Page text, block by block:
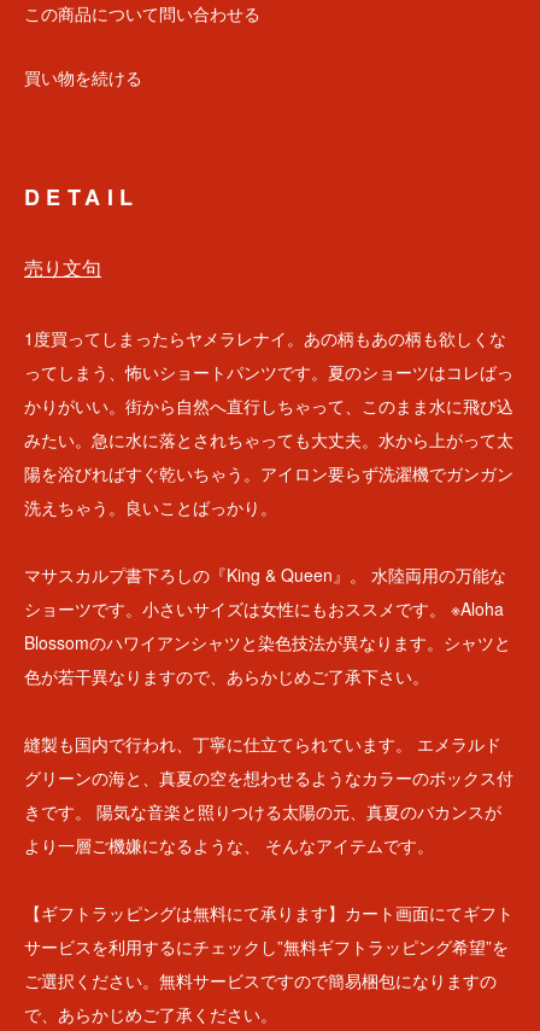
この商品について問い合わせる
買い物を続ける
DETAIL
売り文句
1度買ってしまったらヤメラレナイ。あの柄もあの柄も欲しくな
ってしまう、怖いショートパンツです。夏のショーツはコレばっ
かりがいい。街から自然へ直行しちゃって、このまま水に飛び込
みたい。急に水に落とされちゃっても大丈夫。水から上がって太
陽を浴びればすぐ乾いちゃう。アイロン要らず洗濯機でガンガン
洗えちゃう。良いことばっかり。
マサスカルプ書下ろしの『King & Queen』。 水陸両用の万能な
ショーツです。小さいサイズは女性にもおススメです。 ※Aloha
Blossomのハワイアンシャツと染色技法が異なります。シャツと
色が若干異なりますので、あらかじめご了承下さい。
縫製も国内で行われ、丁寧に仕立てられています。 エメラルド
グリーンの海と、真夏の空を想わせるようなカラーのボックス付
きです。 陽気な音楽と照りつける太陽の元、真夏のバカンスが
より一層ご機嫌になるような、 そんなアイテムです。
【ギフトラッピングは無料にて承ります】カート画面にてギフト
サービスを利用するにチェックし”無料ギフトラッピング希望”を
ご選択ください。無料サービスですので簡易梱包になりますの
で、あらかじめご了承ください。